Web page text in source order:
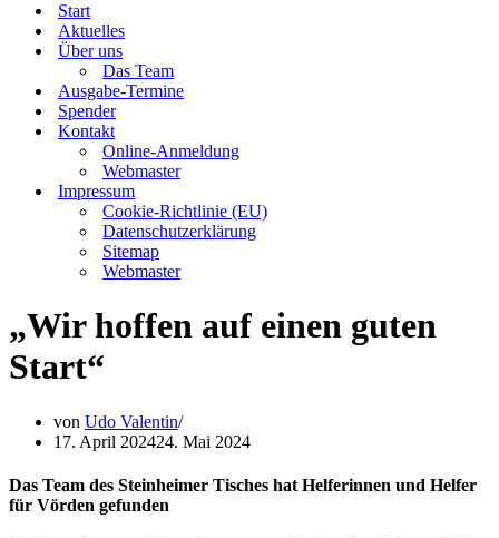
Start
Aktuelles
Über uns
Das Team
Ausgabe-Termine
Spender
Kontakt
Online-Anmeldung
Webmaster
Impressum
Cookie-Richtlinie (EU)
Datenschutzerklärung
Sitemap
Webmaster
„Wir hoffen auf einen guten
Start“
von Udo Valentin
17. April 202424. Mai 2024
Das Team des Steinheimer Tisches hat Helferinnen und Helfer
für Vörden gefunden